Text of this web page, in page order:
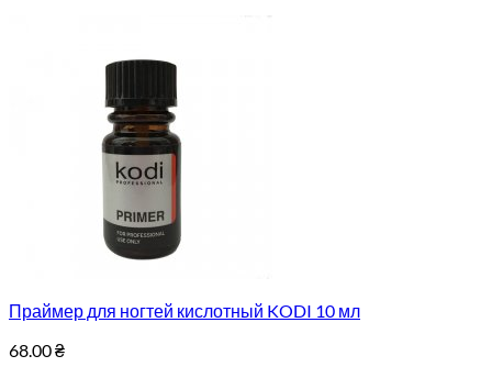
Праймер для ногтей кислотный KODI 10 мл
68.00₴